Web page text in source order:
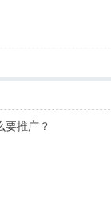
要推广？